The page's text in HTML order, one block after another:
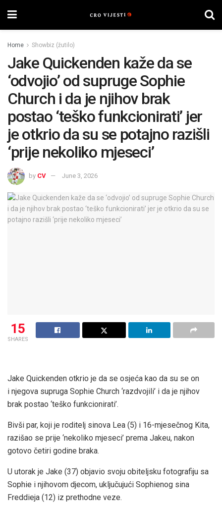
Home Showbiz (žutilo)
Jake Quickenden kaže da se
‘odvojio’ od supruge Sophie
Church i da je njihov brak
postao ‘teško funkcionirati’ jer
je otkrio da su se potajno razišli
‘prije nekoliko mjeseci’
by CV June 3, 2026
15
SHARES
Jake Quickenden otkrio je da se osjeća kao da su se on
i njegova supruga Sophie Church ‘razdvojili’ i da je njihov
brak postao ‘teško funkcionirati’.
Bivši par, koji je roditelj sinova Lea (5) i 16-mjesečnog Kita,
razišao se prije ‘nekoliko mjeseci’ prema Jakeu, nakon
gotovo četiri godine braka.
U utorak je Jake (37) objavio svoju obiteljsku fotografiju sa
Sophie i njihovom djecom, uključujući Sophienog sina
Freddieja (12) iz prethodne veze.